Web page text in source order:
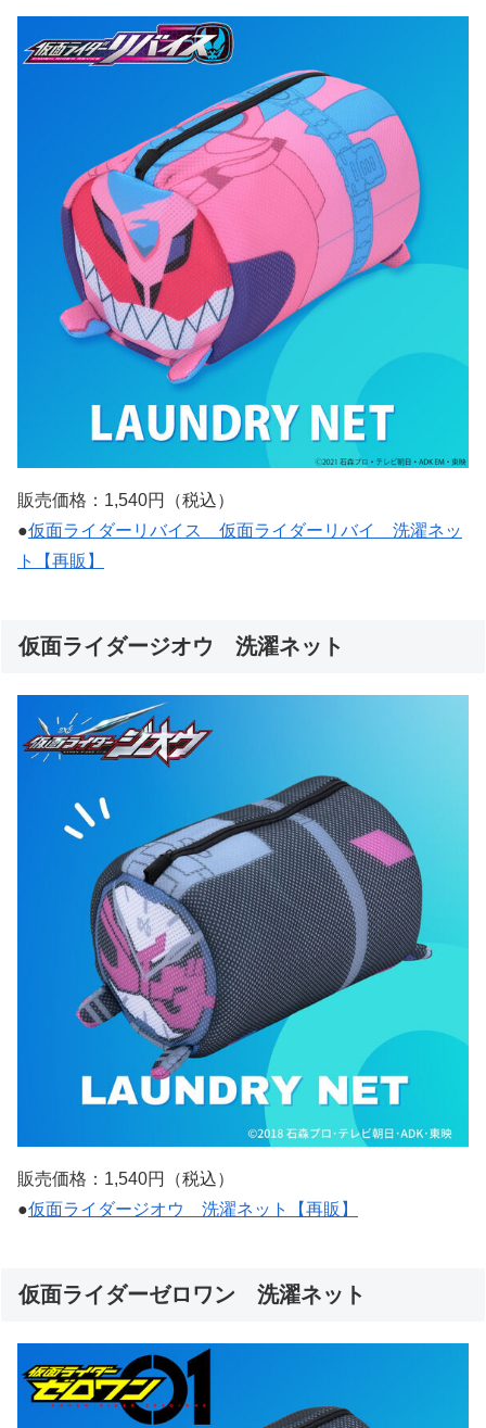
販売価格：1,540円（税込）
●仮面ライダーリバイス 仮面ライダーリバイ 洗濯ネッ
ト【再販】
仮面ライダージオウ 洗濯ネット
販売価格：1,540円（税込）
●仮面ライダージオウ 洗濯ネット【再販】
仮面ライダーゼロワン 洗濯ネット